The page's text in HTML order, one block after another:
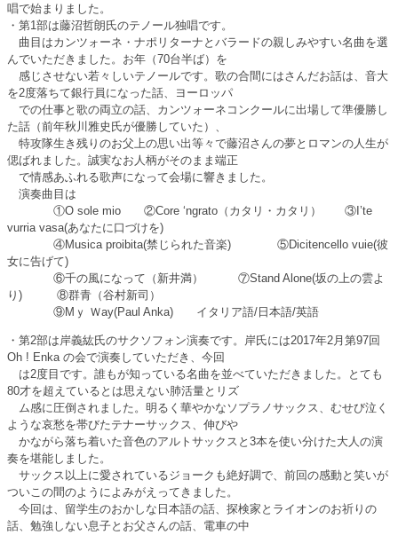
唱で始まりました。
・第1部は藤沼哲朗氏のテノール独唱です。
曲目はカンツォーネ・ナポリターナとバラードの親しみやすい名曲を選
んでいただきました。お年（70台半ば）を
感じさせない若々しいテノールです。歌の合間にはさんだお話は、音大
を2度落ちて銀行員になった話、ヨーロッパ
での仕事と歌の両立の話、カンツォーネコンクールに出場して準優勝し
た話（前年秋川雅史氏が優勝していた）、
特攻隊生き残りのお父上の思い出等々で藤沼さんの夢とロマンの人生が
偲ばれました。誠実なお人柄がそのまま端正
で情感あふれる歌声になって会場に響きました。
演奏曲目は
①O sole mio ②Core ‘ngrato（カタリ・カタリ） ③I’te
vurria vasa(あなたに口づけを)
④Musica proibita(禁じられた音楽) ⑤Dicitencello vuie(彼
女に告げて)
⑥千の風になって（新井満） ⑦Stand Alone(坂の上の雲よ
り) ⑧群青（谷村新司）
⑨Mｙ Ｗay(Paul Anka) イタリア語/日本語/英語
・第2部は岸義紘氏のサクソフォン演奏です。岸氏には2017年2月第97回
Oh ! Enka の会で演奏していただき、今回
は2度目です。誰もが知っている名曲を並べていただきました。とても
80才を超えているとは思えない肺活量とリズ
ム感に圧倒されました。明るく華やかなソプラノサックス、むせび泣く
ような哀愁を帯びたテナーサックス、伸びや
かながら落ち着いた音色のアルトサックスと3本を使い分けた大人の演
奏を堪能しました。
サックス以上に愛されているジョークも絶好調で、前回の感動と笑いが
ついこの間のようによみがえってきました。
今回は、留学生のおかしな日本語の話、探検家とライオンのお祈りの
話、勉強しない息子とお父さんの話、電車の中